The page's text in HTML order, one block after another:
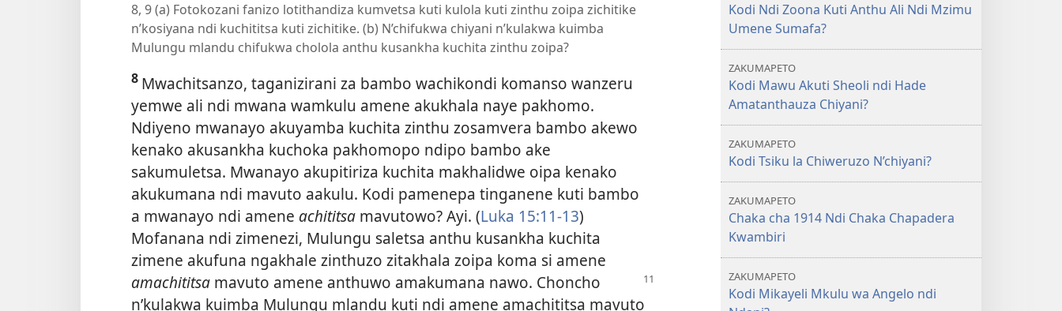
8, 9 (a) Fotokozani fanizo lotithandiza kumvetsa kuti kulola kuti zinthu zoipa zichitike
n’kosiyana ndi kuchititsa kuti zichitike. (b) N’chifukwa chiyani n’kulakwa kuimba
Mulungu mlandu chifukwa cholola anthu kusankha kuchita zinthu zoipa?
8 Mwachitsanzo, taganizirani za bambo wachikondi komanso wanzeru
yemwe ali ndi mwana wamkulu amene akukhala naye pakhomo.
Ndiyeno mwanayo akuyamba kuchita zinthu zosamvera bambo akewo
kenako akusankha kuchoka pakhomopo ndipo bambo ake
sakumuletsa. Mwanayo akupitiriza kuchita makhalidwe oipa kenako
akukumana ndi mavuto aakulu. Kodi pamenepa tinganene kuti bambo
a mwanayo ndi amene achititsa mavutowo? Ayi. (Luka 15:11-13)
Mofanana ndi zimenezi, Mulungu saletsa anthu kusankha kuchita
zimene akufuna ngakhale zinthuzo zitakhala zoipa koma si amene
amachititsa mavuto amene anthuwo amakumana nawo. Choncho
n’kulakwa kuimba Mulungu mlandu kuti ndi amene amachititsa mavuto
Kodi Ndi Zoona Kuti Anthu Ali Ndi Mzimu
Umene Sumafa?
ZAKUMAPETO
Kodi Mawu Akuti Sheoli ndi Hade
Amatanthauza Chiyani?
ZAKUMAPETO
Kodi Tsiku la Chiweruzo N’chiyani?
ZAKUMAPETO
Chaka cha 1914 Ndi Chaka Chapadera
Kwambiri
ZAKUMAPETO
Kodi Mikayeli Mkulu wa Angelo ndi